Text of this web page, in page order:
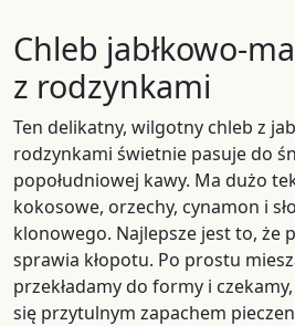
Chleb jabłkowo-
z rodzynkami
Ten delikatny, wilgotny chleb z
rodzynkami świetnie pasuje do
popołudniowej kawy. Ma dużo
kokosowe, orzechy, cynamon i
klonowego. Najlepsze jest to, że
sprawia kłopotu. Po prostu
przekładamy do formy i
się przytulnym zapachem